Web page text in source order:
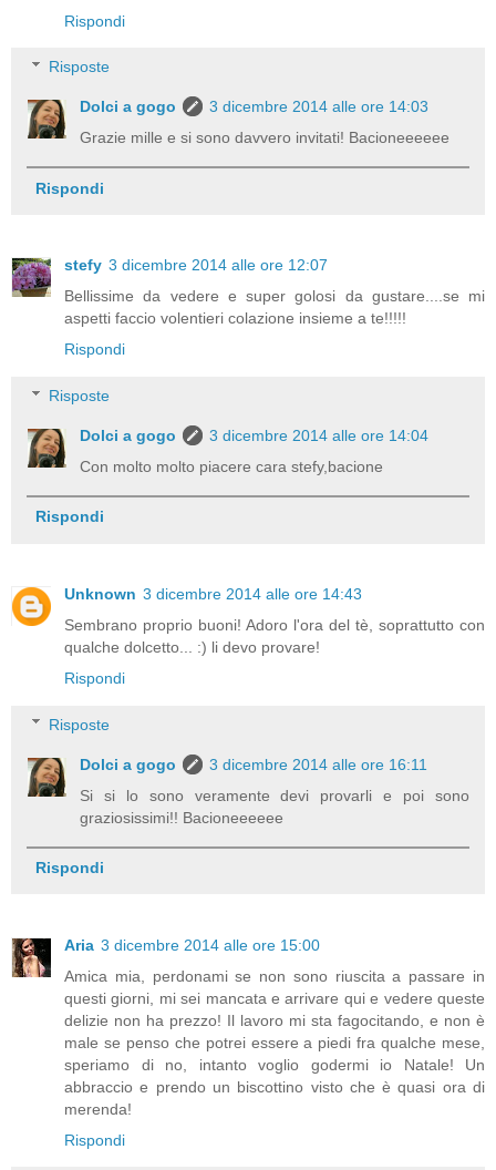
Rispondi
Risposte
Dolci a gogo
3 dicembre 2014 alle ore 14:03
Grazie mille e si sono davvero invitati! Bacioneeeeee
Rispondi
stefy 3 dicembre 2014 alle ore 12:07
Bellissime da vedere e super golosi da gustare....se mi
aspetti faccio volentieri colazione insieme a te!!!!!
Rispondi
Risposte
Dolci a gogo
3 dicembre 2014 alle ore 14:04
Con molto molto piacere cara stefy,bacione
Rispondi
Unknown 3 dicembre 2014 alle ore 14:43
Sembrano proprio buoni! Adoro l'ora del tè, soprattutto con
qualche dolcetto... :) li devo provare!
Rispondi
Risposte
Dolci a gogo
3 dicembre 2014 alle ore 16:11
Si si lo sono veramente devi provarli e poi sono
graziosissimi!! Bacioneeeeee
Rispondi
Aria 3 dicembre 2014 alle ore 15:00
Amica mia, perdonami se non sono riuscita a passare in
questi giorni, mi sei mancata e arrivare qui e vedere queste
delizie non ha prezzo! Il lavoro mi sta fagocitando, e non è
male se penso che potrei essere a piedi fra qualche mese,
speriamo di no, intanto voglio godermi io Natale! Un
abbraccio e prendo un biscottino visto che è quasi ora di
merenda!
Rispondi